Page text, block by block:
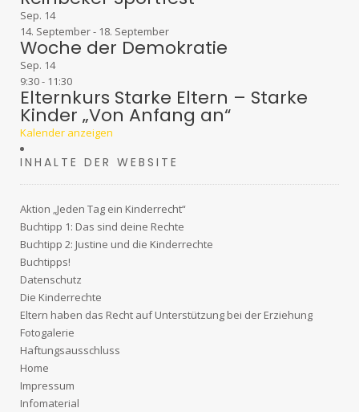
Sep. 14
14. September- 18. September
Woche der Demokratie
Sep. 14
9:30- 11:30
Elternkurs Starke Eltern – Starke
Kinder „Von Anfang an“
Kalender anzeigen
INHALTE DER WEBSITE
Aktion „Jeden Tag ein Kinderrecht“
Buchtipp 1: Das sind deine Rechte
Buchtipp 2: Justine und die Kinderrechte
Buchtipps!
Datenschutz
Die Kinderrechte
Eltern haben das Recht auf Unterstützung bei der Erziehung
Fotogalerie
Haftungsausschluss
Home
Impressum
Infomaterial